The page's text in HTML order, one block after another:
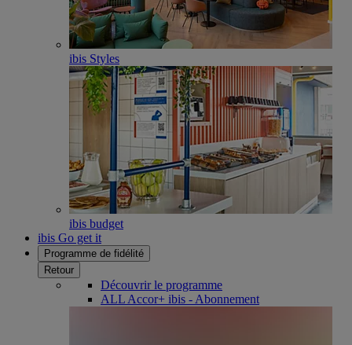
ibis Styles
ibis budget
ibis Go get it
Programme de fidélité
Retour
Découvrir le programme
ALL Accor+ ibis - Abonnement